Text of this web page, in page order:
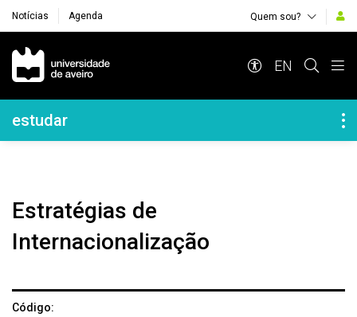
Notícias Agenda Quem sou?
Navegação Principal
EN
Navegação Lateral
estudar
Estratégias de
Internacionalização
Código: